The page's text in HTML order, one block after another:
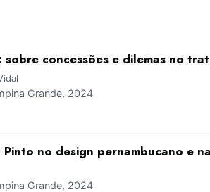
sobre concessões e dilemas no
Grande, 2024
no design pernambucano e
Grande, 2024